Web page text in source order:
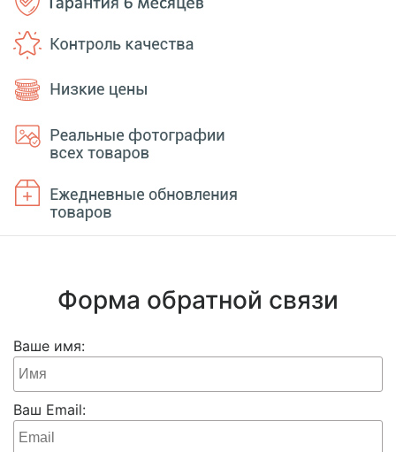
Форма обратной связи
Ваше имя:
Ваш Email: